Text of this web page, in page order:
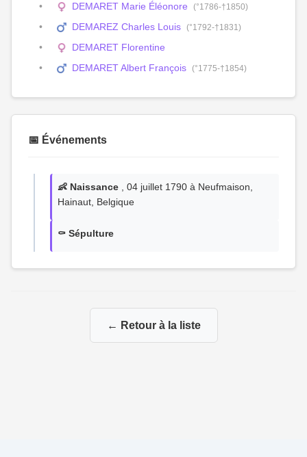
DEMARET Marie Éléonore (°1786-†1850)
DEMAREZ Charles Louis (°1792-†1831)
DEMARET Florentine
DEMARET Albert François (°1775-†1854)
📅 Événements
👶 Naissance , 04 juillet 1790 à Neufmaison,
Hainaut, Belgique
⚰️ Sépulture
← Retour à la liste